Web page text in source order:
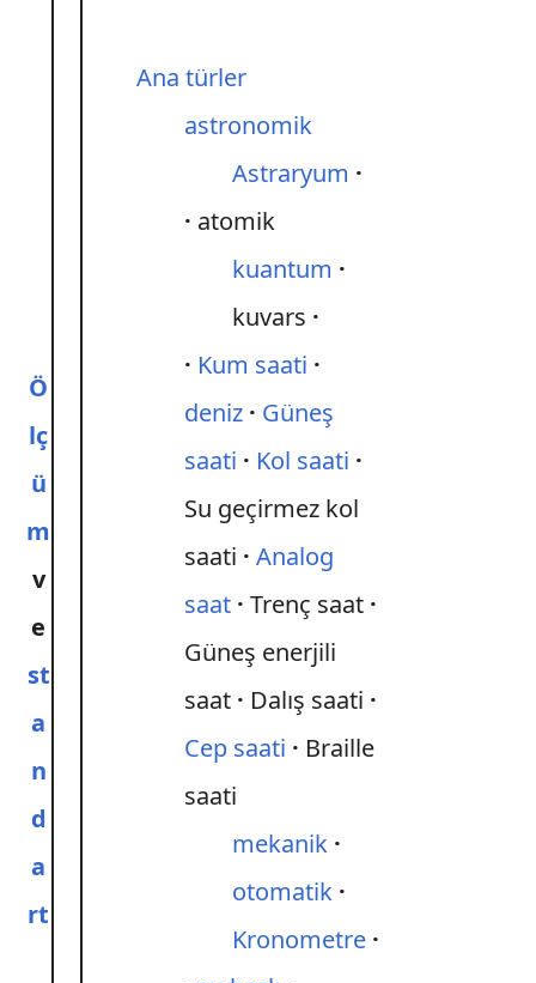
Ö
lç
ü
m
v
e
st
a
n
d
a
rt
Ana türler
astronomik
Astraryum
atomik
kuantum
kuvars
Kum saati
deniz
Güneş
saati
Kol saati
Su geçirmez kol
saati
Analog
saat Trenç saat
Güneş enerjili
saat
Dalış saati
Cep saati
Braille
saati
mekanik
otomatik
Kronometre